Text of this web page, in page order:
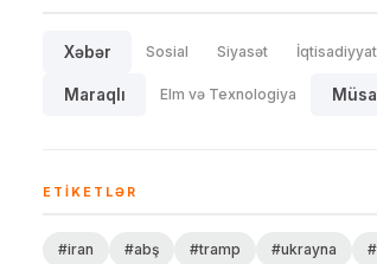
Xəbər Sosial Siyasət İqtisadiyyat
Maraqlı Elm və Texnologiya
ETIKETLƏR
#iran #abş #tramp #ukrayna